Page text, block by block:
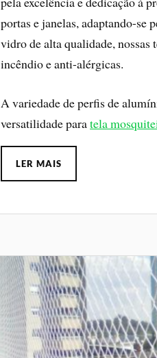
portas e janelas, adaptando-se
vidro de alta qualidade, nossas
incêndio e anti-alérgicas.
A variedade de perfis de
versatilidade paratela
LER MAIS